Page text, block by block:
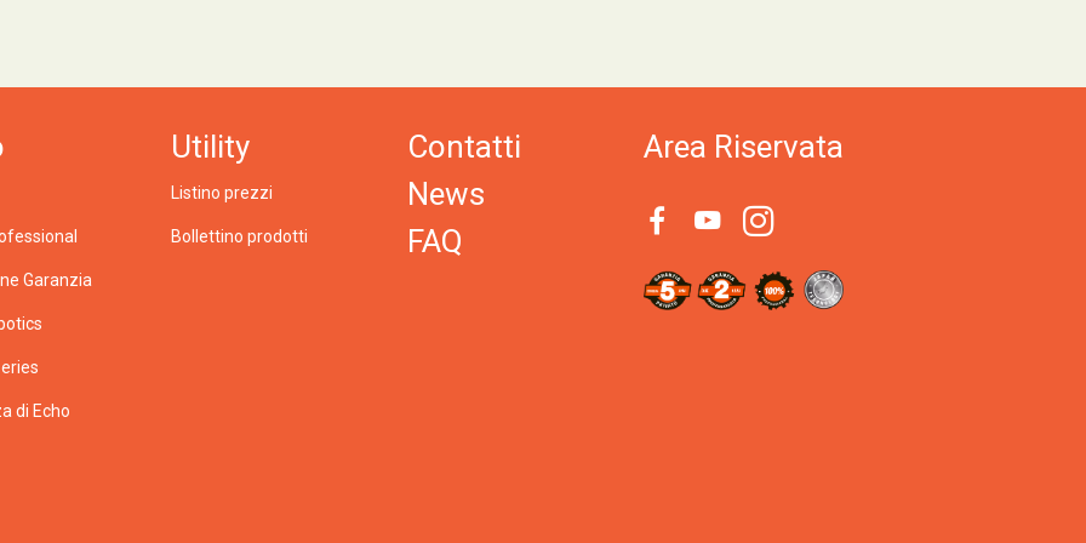
Garanzia
di Echo
Utility
Listino prezzi
Bollettino prodotti
Contatti
News
FAQ
Area Riservata